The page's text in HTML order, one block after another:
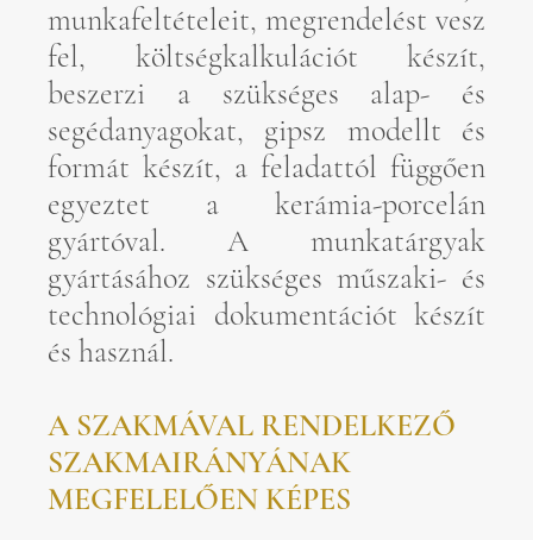
munkafeltételeit, megrendelést vesz
fel, költségkalkulációt készít,
beszerzi a szükséges alap- és
segédanyagokat, gipsz modellt és
formát készít, a feladattól függően
egyeztet a kerámia-porcelán
gyártóval. A munkatárgyak
gyártásához szükséges műszaki- és
technológiai dokumentációt készít
és használ.
A SZAKMÁVAL RENDELKEZŐ
SZAKMAIRÁNYÁNAK
MEGFELELŐEN KÉPES